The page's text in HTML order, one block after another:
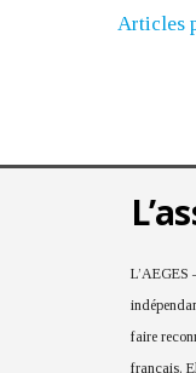
Articles
L’AEGES
faire
français.